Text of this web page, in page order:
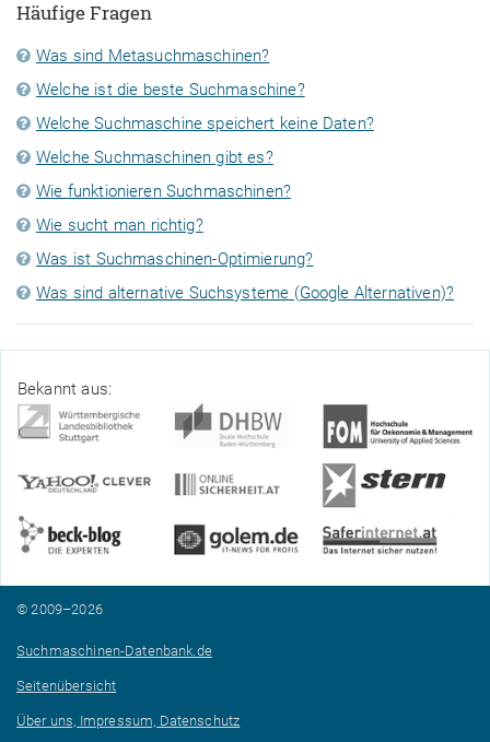
Häufige Fragen
Was sind Metasuchmaschinen?
Welche ist die beste Suchmaschine?
Welche Suchmaschine speichert keine Daten?
Welche Suchmaschinen gibt es?
Wie funktionieren Suchmaschinen?
Wie sucht man richtig?
Was ist Suchmaschinen-Optimierung?
Was sind alternative Suchsysteme (Google Alternativen)?
Bekannt aus:
© 2009–2026
Suchmaschinen-Datenbank.de
Seitenübersicht
Über uns, Impressum, Datenschutz